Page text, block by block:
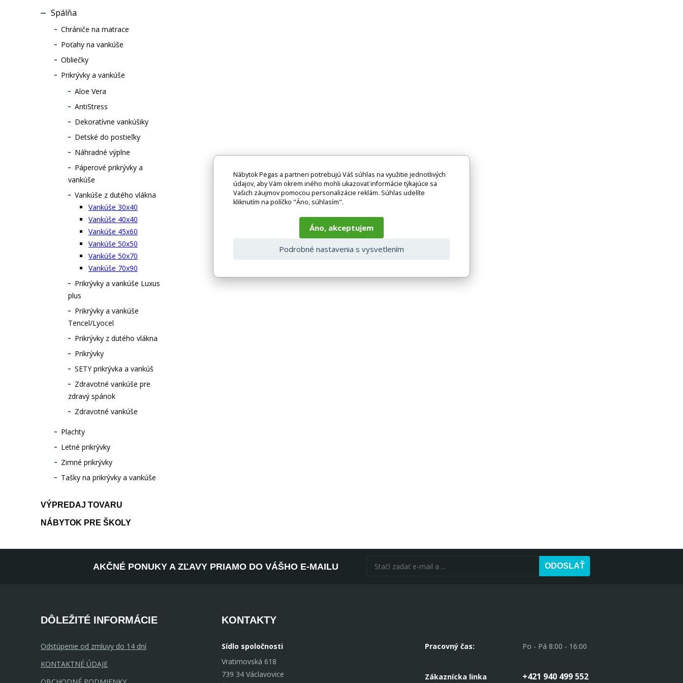
Spálňa
Chrániče na matrace
Poťahy na vankúše
Obliečky
Prikrývky a vankúše
Aloe Vera
AntiStress
Dekoratívne vankúšiky
Detské do postieľky
Náhradné výplne
Páperové prikrývky a
vankúše
Vankúše z dutého vlákna
Vankúše 30x40
Vankúše 40x40
Vankúše 45x60
Vankúše 50x50
Vankúše 50x70
Vankúše 70x90
Prikrývky a vankúše Luxus
plus
Prikrývky a vankúše
Tencel/Lyocel
Prikrývky z dutého vlákna
Prikrývky
SETY prikrývka a vankúš
Zdravotné vankúše pre
zdravý spánok
Zdravotné vankúše
Plachty
Letné prikrývky
Zimné prikrývky
Tašky na prikrývky a vankúše
VÝPREDAJ TOVARU
NÁBYTOK PRE ŠKOLY
AKČNÉ PONUKY A ZĽAVY PRIAMO DO VÁŠHO E-MAILU ODOSLAŤ
DÔLEŽITÉ INFORMÁCIE
Odstúpenie od zmluvy do 14 dní
KONTAKTNÉ ÚDAJE
KONTAKTY
Sídlo spoločnosti
Vratimovská 618
739 34 Václavovice
Pracovný čas: Po - Pá 8:00 - 16:00
Zákaznícka linka +421 940 499 552
Nábytok Pegas a partneri potrebujú Váš súhlas na využitie jednotlivých
údajov, aby Vám okrem iného mohli ukazovať informácie týkajúce sa
Vašich záujmov pomocou personalizácie reklám. Súhlas udelíte
kliknutím na políčko "Áno, súhlasím".
Áno, akceptujem
Podrobné nastavenia s vysvetlením